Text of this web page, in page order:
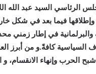
السيد عبد الله
وإطلاقها فيما بعد في شكل
والبرلمانية في إطار
السياسية كافةً.و من أبرز
الحرب وإنهاء الانقسام،